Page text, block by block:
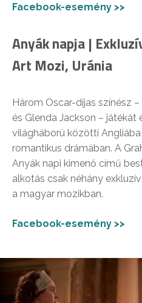
Facebook-esemény >>
Anyák napja |
Art Mozi, Uránia
Három Oscar-díjas színész
és Glenda Jackson – játékát
világháború közötti
romantikus drámában. A
Anyák napi kimenő című
alkotás csak néhány
a magyar mozikban.
Facebook-esemény >>